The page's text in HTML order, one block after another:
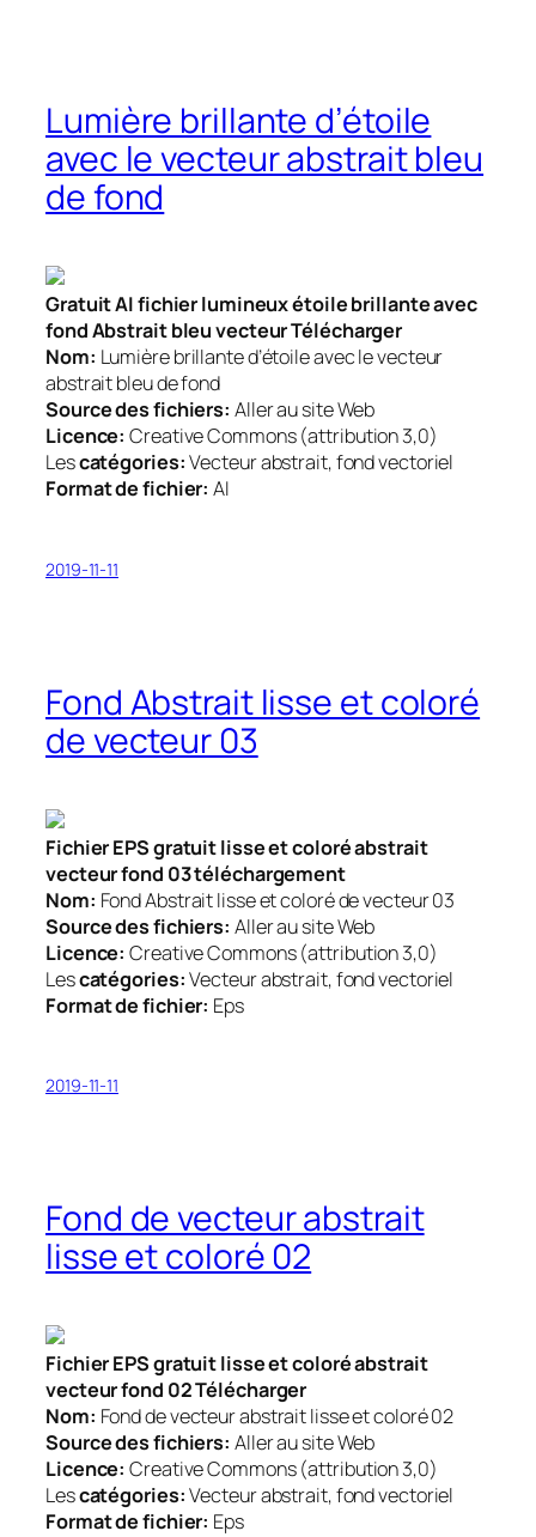
Lumière brillante d’étoile
avec le vecteur abstrait bleu
de fond
Gratuit AI fichier lumineux étoile brillante avec
fond Abstrait bleu vecteur Télécharger
Nom: Lumière brillante d’étoile avec le vecteur
abstrait bleu de fond
Source des fichiers: Aller au site Web
Licence: Creative Commons (attribution 3,0)
Lescatégories:Vecteur abstrait, fond vectoriel
Format de fichier: AI
2019-11-11
Fond Abstrait lisse et coloré
de vecteur 03
Fichier EPS gratuit lisse et coloré abstrait
vecteur fond 03 téléchargement
Nom: Fond Abstrait lisse et coloré de vecteur 03
Source des fichiers: Aller au site Web
Licence: Creative Commons (attribution 3,0)
Lescatégories:Vecteur abstrait, fond vectoriel
Format de fichier: Eps
2019-11-11
Fond de vecteur abstrait
lisse et coloré 02
Fichier EPS gratuit lisse et coloré abstrait
vecteur fond 02 Télécharger
Nom: Fond de vecteur abstrait lisse et coloré 02
Source des fichiers: Aller au site Web
Licence: Creative Commons (attribution 3,0)
Lescatégories:Vecteur abstrait, fond vectoriel
Format de fichier: Eps